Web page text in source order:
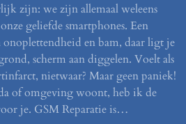
zijn: we zijn allemaal weleens
geliefde smartphones. Een
en bam, daar ligt je
scherm aan diggelen. Voelt als
nietwaar? Maar geen paniek!
of omgeving woont, heb ik de
je. GSM Reparatie is…